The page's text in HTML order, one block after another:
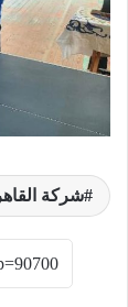
شركة